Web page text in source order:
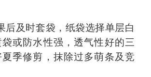
及时套袋，纸袋选择单层白
或防水性强，透气性好的三
季修剪，抹除过多萌条及竞